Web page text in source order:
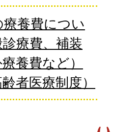
養費につい
療費、補装
養費など）
齢者医療制度）